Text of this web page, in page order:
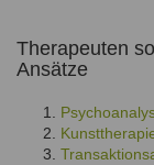
Therapeuten
Ansätze